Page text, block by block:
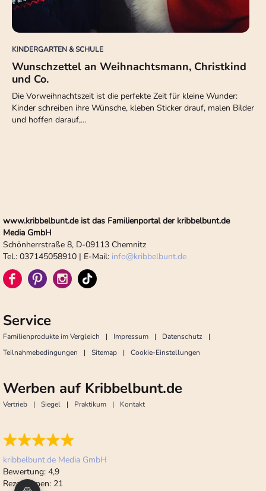
KINDERGARTEN & SCHULE
Wunschzettel an Weihnachtsmann, Christkind
und Co.
Die Vorweihnachtszeit ist die perfekte Zeit für kleine Wunder:
Kinder schreiben ihre Wünsche, kleben Sticker drauf, malen Bilder
und hoffen darauf,…
www.kribbelbunt.de ist das Familienportal der kribbelbunt.de
Media GmbH
Schönherrstraße 8, D-09113 Chemnitz
Tel.: 037145058910 | E-Mail: info@kribbelbunt.de
Service
Familienprodukte im Vergleich Impressum
Datenschutz
Teilnahmebedingungen
Sitemap Cookie-Einstellungen
Werben auf Kribbelbunt.de
Vertrieb Siegel Praktikum Kontakt
kribbelbunt.de Media GmbH
Bewertung: 4,9
Rezensionen: 21